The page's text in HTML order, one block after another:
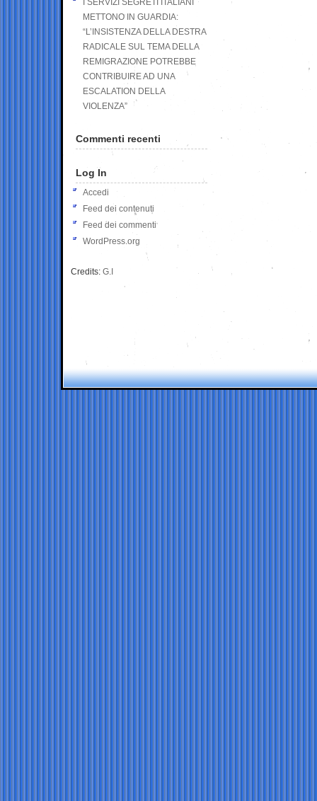
I SERVIZI SEGRETI ITALIANI
METTONO IN GUARDIA:
“L’INSISTENZA DELLA DESTRA
RADICALE SUL TEMA DELLA
REMIGRAZIONE POTREBBE
CONTRIBUIRE AD UNA
ESCALATION DELLA
VIOLENZA”
Commenti recenti
Log In
Accedi
Feed dei contenuti
Feed dei commenti
WordPress.org
Credits: G.I